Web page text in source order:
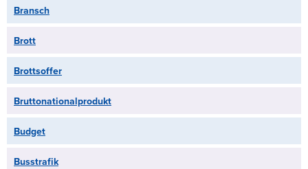
Bransch
Brott
Brottsoffer
Bruttonationalprodukt
Budget
Busstrafik